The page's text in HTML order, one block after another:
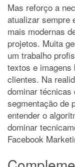
Mas reforço a
atualizar sempre
mais modernas
projetos. Muita
um trabalho
textos e imagens
clientes. Na
dominar técnicas
segmentação de
entender o
dominar
Facebook